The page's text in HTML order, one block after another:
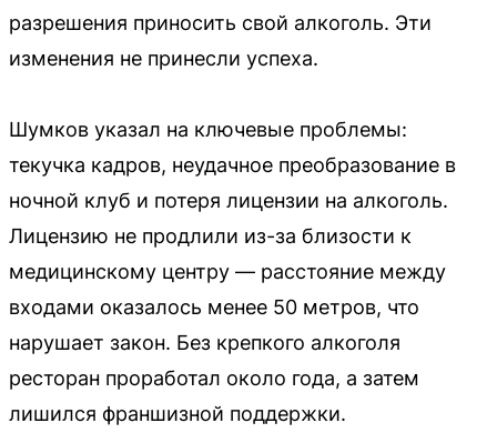
разрешения приносить свой алкоголь. Эти
изменения не принесли успеха.
Шумков указал на ключевые проблемы:
текучка кадров, неудачное преобразование в
ночной клуб и потеря лицензии на алкоголь.
Лицензию не продлили из-за близости к
медицинскому центру — расстояние между
входами оказалось менее 50 метров, что
нарушает закон. Без крепкого алкоголя
ресторан проработал около года, а затем
лишился франшизной поддержки.